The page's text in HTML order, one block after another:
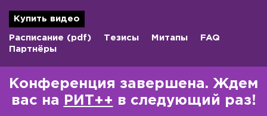
Купить видео
Расписание (pdf) Тезисы Митапы
FAQ
Партнёры
Конференция завершена. Ждем
вас на
РИТ++ в следующий раз!